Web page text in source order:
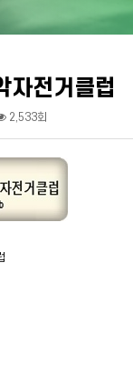
자전거클럽
2,533회